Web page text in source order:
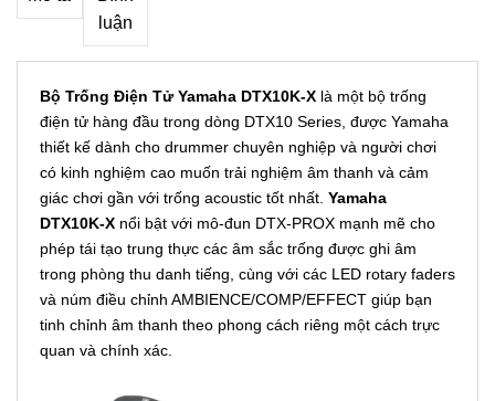
luận
Bộ Trống Điện Tử Yamaha DTX10K-X là một bộ trống
điện tử hàng đầu trong dòng DTX10 Series, được Yamaha
thiết kế dành cho drummer chuyên nghiệp và người chơi
có kinh nghiệm cao muốn trải nghiệm âm thanh và cảm
giác chơi gần với trống acoustic tốt nhất. Yamaha
DTX10K-X nổi bật với mô-đun DTX-PROX mạnh mẽ cho
phép tái tạo trung thực các âm sắc trống được ghi âm
trong phòng thu danh tiếng, cùng với các LED rotary faders
và núm điều chỉnh AMBIENCE/COMP/EFFECT giúp bạn
tinh chỉnh âm thanh theo phong cách riêng một cách trực
quan và chính xác.